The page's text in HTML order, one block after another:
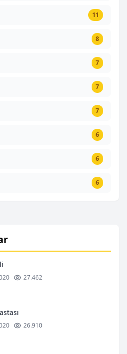
11
8
7
7
7
6
6
6
27.462
26.910